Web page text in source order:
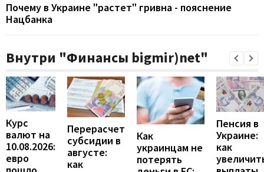
Почему в Украине "растет" гривна - пояснение
Нацбанка
Внутри "Финансы bigmir)net"
Курс
валют на
10.08.2026:
евро
Перерасчет
субсидии в
августе:
как
Как
украинцам не
потерять
Пенсия в
Украине:
как